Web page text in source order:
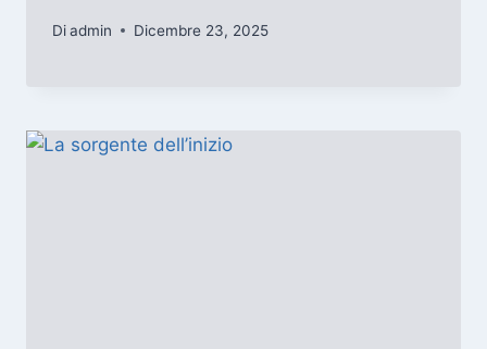
Diadmin Dicembre 23, 2025